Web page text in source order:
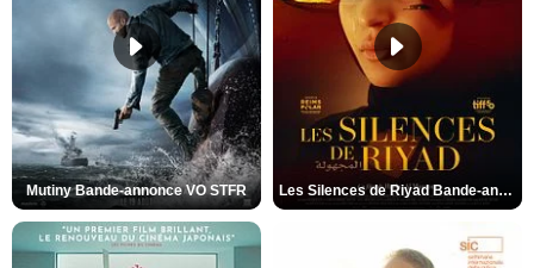
Mutiny Bande-annonce VO STFR Les Silences de Riyad Bande-annonce VO STFR